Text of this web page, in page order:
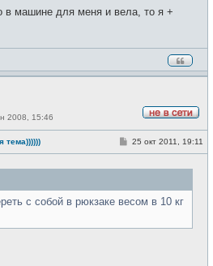
б
в машине для меня и вела, то я +
е
в
с
2008, 15:46
тема))))))
С
б
е
н
25 окт 2011, 19:11
с собой в рюкзаке весом в 10 кг